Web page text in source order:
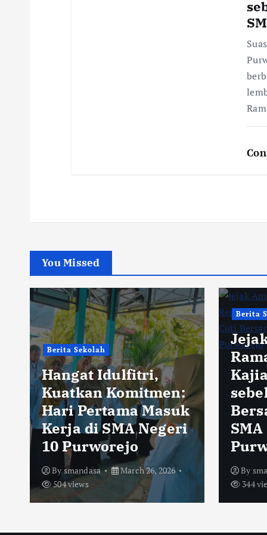
You Missed
Berita Sekolah
Hangat Idulfitri,
Kuatkan Komitmen:
Hari Pertama Masuk
Kerja di SMA Negeri
10 Purworejo
Bysmandasa
March 26, 2026
504 views
Berita
By
344